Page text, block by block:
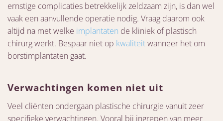
ernstige complicaties betrekkelijk zeldzaam zijn, is dan wel
vaak een aanvullende operatie nodig. Vraag daarom ook
altijd na met welke implantaten de kliniek of plastisch
chirurg werkt. Bespaar niet op kwaliteitwanneer het om
borstimplantaten gaat.
Verwachtingen komen niet uit
Veel cliënten ondergaan plastische chirurgie vanuit zeer
specifieke verwachtingen. Vooral bij ingrepen van meer